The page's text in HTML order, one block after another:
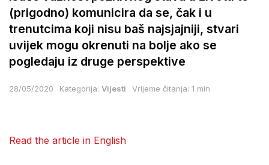
(prigodno) komunicira da se, čak i u
trenutcima koji nisu baš najsjajniji, stvari
uvijek mogu okrenuti na bolje ako se
pogledaju iz druge perspektive
28/05/2020 Kategorija: Vijesti Vrijeme čitanja: 1 min
Read the article in English